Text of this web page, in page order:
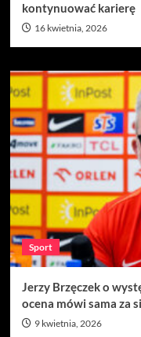
kontynuować karierę
16 kwietnia, 2026
Sport
Jerzy Brzęczek o
ocena mówi sama za
9 kwietnia, 2026